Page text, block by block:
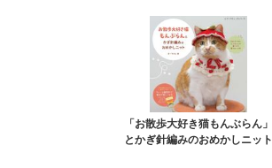
「お散歩大好き猫もんぶらん」
とかぎ針編みのおめかしニット